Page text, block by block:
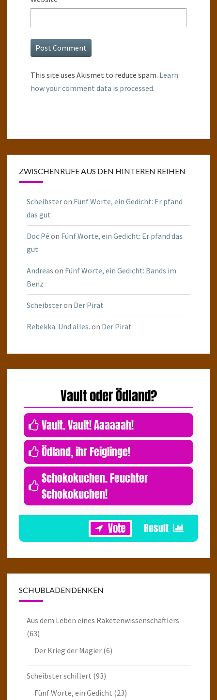
This site uses Akismet to reduce spam. Learn
how your comment data is processed.
ZWISCHENRUFE AUS DEN HINTEREN REIHEN
Scheibsteron Fünf Worte, ein Gedicht: Er pfand
das gut
Doc Pé on Fünf Worte, ein Gedicht: Er pfand das
gut
Andreas on Fünf Worte, ein Gedicht: Bands im
Benz
Scheibsteron Der Pirat
Rebekka. Und alles. on Der Pirat
Vault oder Ödland?
Vault. Vault! Aaaaaah!
Ödland, ihr Feiglinge!
Schokokuchen. Feuchter
Schokokuchen!
SCHUBLADENDENKEN
Aus dem Leben eines Raketenwissenschaftlers
(63)
Der Krieg der Magier (6)
Scheibster schillert (93)
Fünf Worte, ein Gedicht (23)